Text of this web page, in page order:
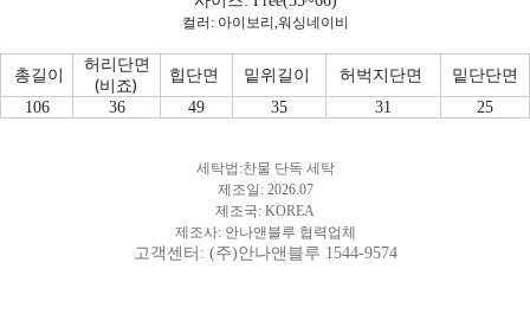
컬러: 아이보리,워싱네이비
총길이
허리단면
(비죠) 힙단면 밑위길이 허벅지단면
밑단단면
106
36 49 35 31 25
세탁법:찬물 단독 세탁
제조일: 2026.07
제조국: KOREA
제조사: 안나앤블루 협력업체
고객센터: (주)안나앤블루 1544-9574